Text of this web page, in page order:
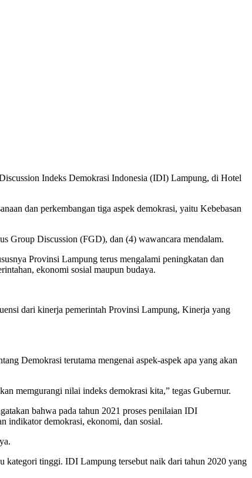
Indeks Demokrasi Indonesia (IDI) Lampung, di Hotel
dan perkembangan tiga aspek demokrasi, yaitu Kebebasan
Group Discussion (FGD), dan (4) wawancara mendalam.
Provinsi Lampung terus mengalami peningkatan dan
ekonomi sosial maupun budaya.
dari kinerja pemerintah Provinsi Lampung, Kinerja yang
Demokrasi terutama mengenai aspek-aspek apa yang akan
memgurangi nilai indeks demokrasi kita,” tegas Gubernur.
bahwa pada tahun 2021 proses penilaian IDI
indikator demokrasi, ekonomi, dan sosial.
kategori tinggi. IDI Lampung tersebut naik dari tahun 2020 yang